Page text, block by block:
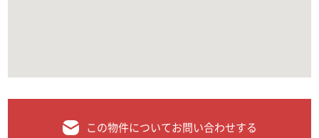
この物件についてお問い合わせする